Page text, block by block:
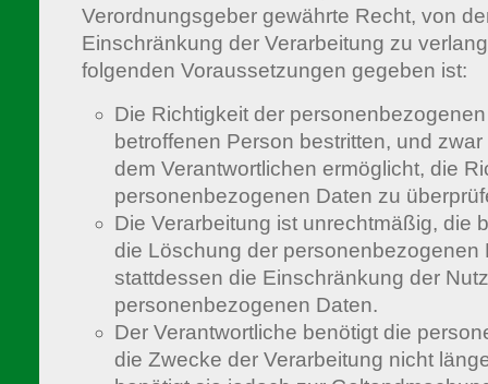
Verordnungsgeber gewährte Recht, von
Einschränkung der Verarbeitung zu
folgenden Voraussetzungen gegeben ist:
Die Richtigkeit der
betroffenen Person bestritten, und
dem Verantwortlichen ermöglicht, die
personenbezogenen Daten zu
Die Verarbeitung ist unrechtmäßig, die
die Löschung der personenbezogenen
stattdessen die Einschränkung der
personenbezogenen Daten.
Der Verantwortliche benötigt die
die Zwecke der Verarbeitung nicht